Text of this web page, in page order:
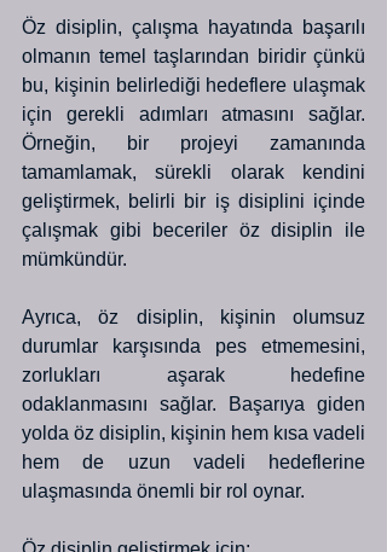
Öz disiplin, çalışma hayatında başarılı
olmanın temel taşlarından biridir çünkü
bu, kişinin belirlediği hedeflere ulaşmak
için gerekli adımları atmasını sağlar.
Örneğin, bir projeyi zamanında
tamamlamak, sürekli olarak kendini
geliştirmek, belirli bir iş disiplini içinde
çalışmak gibi beceriler öz disiplin ile
mümkündür.
Ayrıca, öz disiplin, kişinin olumsuz
durumlar karşısında pes etmemesini,
zorlukları aşarak hedefine
odaklanmasını sağlar. Başarıya giden
yolda öz disiplin, kişinin hem kısa vadeli
hem de uzun vadeli hedeflerine
ulaşmasında önemli bir rol oynar.